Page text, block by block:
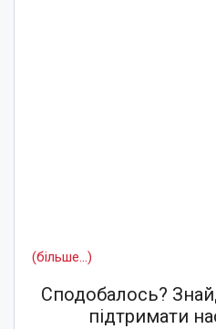
(більше…)
Сподобалось?
підтримати